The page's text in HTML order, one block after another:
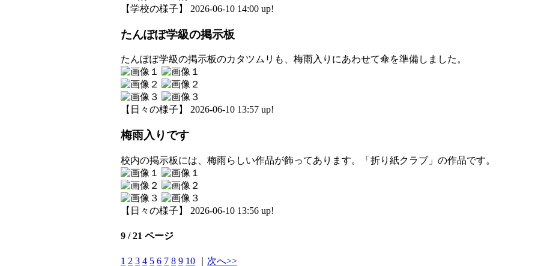
【学校の様子】 2026-06-10 14:00 up!
たんぽぽ学級の掲示板
たんぽぽ学級の掲示板のカタツムリも、梅雨入りにあわせて傘を準備しました。
【日々の様子】 2026-06-10 13:57 up!
梅雨入りです
校内の掲示板には、梅雨らしい作品が飾ってあります。「折り紙クラブ」の作品です。
【日々の様子】 2026-06-10 13:56 up!
9 / 21 ページ
1 2 3 4 5 6 7 8 9 10 次へ>>